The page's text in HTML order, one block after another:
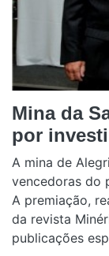
Mina da
por
A mina de
vencedoras do
A premiação,
da revista
publicações